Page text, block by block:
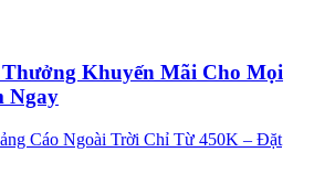
Khuyến Mãi Cho Mọi
Ngay